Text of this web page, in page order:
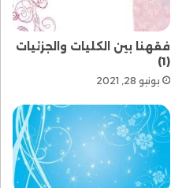
فقهنا بين الكليات والجزئيات
(1)
يونيو 28, 2021